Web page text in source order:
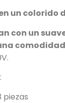
un colorido
con un
comodidad
:
piezas